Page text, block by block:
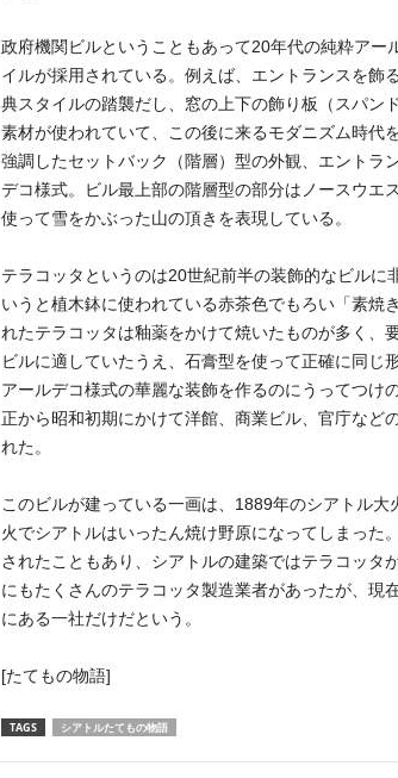
政府機関ビルということもあって20年代の純粋アー
イルが採用されている。例えば、エントランスを飾
典スタイルの踏襲だし、窓の上下の飾り板（スパン
素材が使われていて、この後に来るモダニズム時代
強調したセットバック（階層）型の外観、エントラ
デコ様式。ビル最上部の階層型の部分はノースウエ
使って雪をかぶった山の頂きを表現している。
テラコッタというのは20世紀前半の装飾的なビルに
いうと植木鉢に使われている赤茶色でもろい「素焼
れたテラコッタは釉薬をかけて焼いたものが多く、
ビルに適していたうえ、石膏型を使って正確に同じ
アールデコ様式の華麗な装飾を作るのにうってつけ
正から昭和初期にかけて洋館、商業ビル、官庁など
れた。
このビルが建っている一画は、1889年のシアトル
火でシアトルはいったん焼け野原になってしまった
されたこともあり、シアトルの建築ではテラコッタ
にもたくさんのテラコッタ製造業者があったが、現
にある一社だけだという。
[たてもの物語]
TAGS シアトルたてもの物語